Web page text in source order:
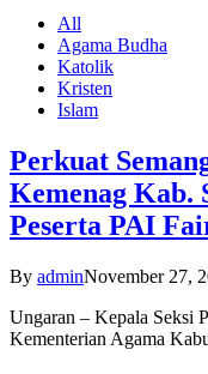
All
Agama Budha
Katolik
Kristen
Islam
Perkuat
Kemenag Kab.
Peserta PAI
By adminNovember 27,
Ungaran – Kepala Seksi
Kementerian Agama